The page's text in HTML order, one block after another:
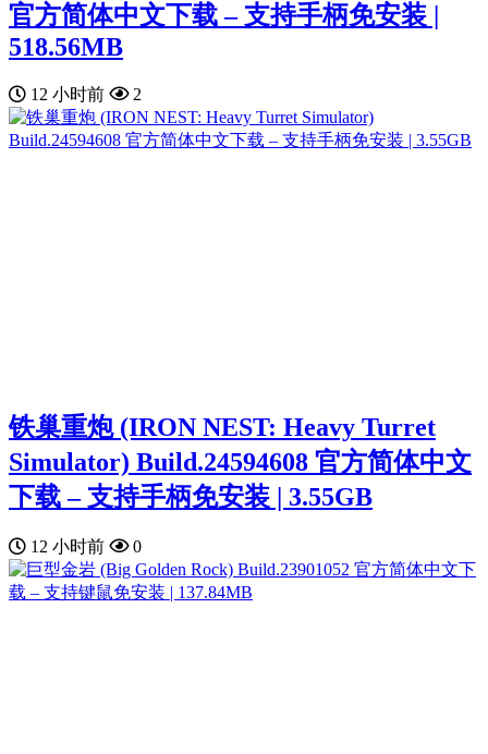
官方简体中文下载 – 支持手柄免安装 |
518.56MB
12 小时前 2
铁巢重炮 (IRON NEST: Heavy Turret
Simulator) Build.24594608 官方简体中文
下载 – 支持手柄免安装 | 3.55GB
12 小时前 0